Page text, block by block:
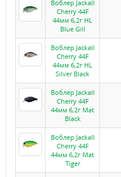
Воблер Jackall
Cherry 44F
44мм 6,2г HL
Blue Gill
Воблер Jackall
Cherry 44F
44мм 6,2г HL
Silver Black
Воблер Jackall
Cherry 44F
44мм 6,2г Mat
Black
Воблер Jackall
Cherry 44F
44мм 6,2г Mat
Tiger